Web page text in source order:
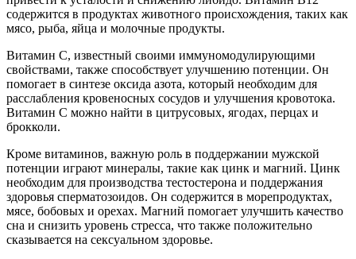
содержится в продуктах животного происхождения, таких как
мясо, рыба, яйца и молочные продукты.
Витамин C, известный своими иммуномодулирующими
свойствами, также способствует улучшению потенции. Он
помогает в синтезе оксида азота, который необходим для
расслабления кровеносных сосудов и улучшения кровотока.
Витамин C можно найти в цитрусовых, ягодах, перцах и
брокколи.
Кроме витаминов, важную роль в поддержании мужской
потенции играют минералы, такие как цинк и магний. Цинк
необходим для производства тестостерона и поддержания
здоровья сперматозоидов. Он содержится в морепродуктах,
мясе, бобовых и орехах. Магний помогает улучшить качество
сна и снизить уровень стресса, что также положительно
сказывается на сексуальном здоровье.